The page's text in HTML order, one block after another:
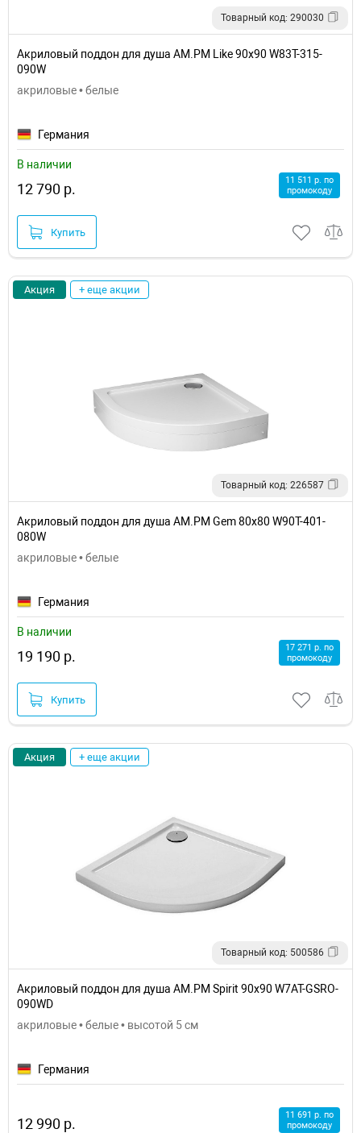
Товарный код: 290030
Акриловый поддон для душа AM.PM Like 90х90 W83T-315-
090W
акриловые • белые
Германия
В наличии
12 790 р.
11 511 р. по
промокоду
Купить
Акция + еще акции
Товарный код: 226587
Акриловый поддон для душа AM.PM Gem 80x80 W90T-401-
080W
акриловые • белые
Германия
В наличии
19 190 р.
17 271 р. по
промокоду
Купить
Акция + еще акции
Товарный код: 500586
Акриловый поддон для душа AM.PM Spirit 90x90 W7AT-GSRO-
090WD
акриловые • белые • высотой 5 см
Германия
12 990 р.
11 691 р. по
промокоду